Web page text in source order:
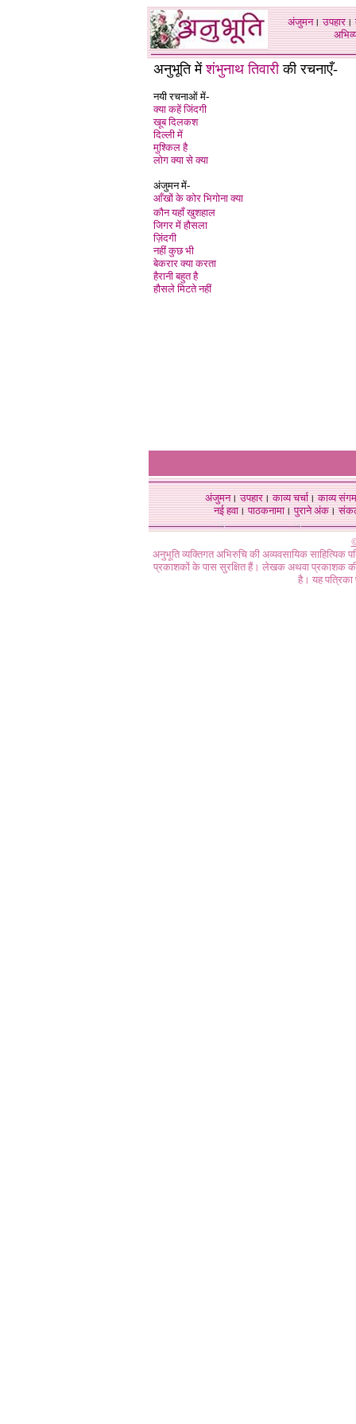
अंजुमन।उपहार।
अनुभूति मेंशंभुनाथ तिवारी की रचनाएँ-
नयी रचनाओं में-
क्या कहें जिंदगी
खूब दिलकश
दिल्ली में
मुश्किल है
लोग क्या से क्या
अंजुमन में-
आँखों के कोर भिगोना क्या
कौन यहाँ खुशहाल
जिगर में हौसला
ज़िंदगी
नहीं कुछ भी
बेकरार क्या करता
हैरानी बहुत है
हौसले मिटते नहीं
अंजुमन।उपहार।काव्य चर्चा।काव्य संगम
नई हवा। पाठकनामा। पुराने अंक।
अनुभूति व्यक्तिगत अभिरुचि की अव्यवसायिक
प्रकाशकों के पास सुरक्षित हैं। लेखक अथवा प्रकाशक की
है। यह पत्रिका